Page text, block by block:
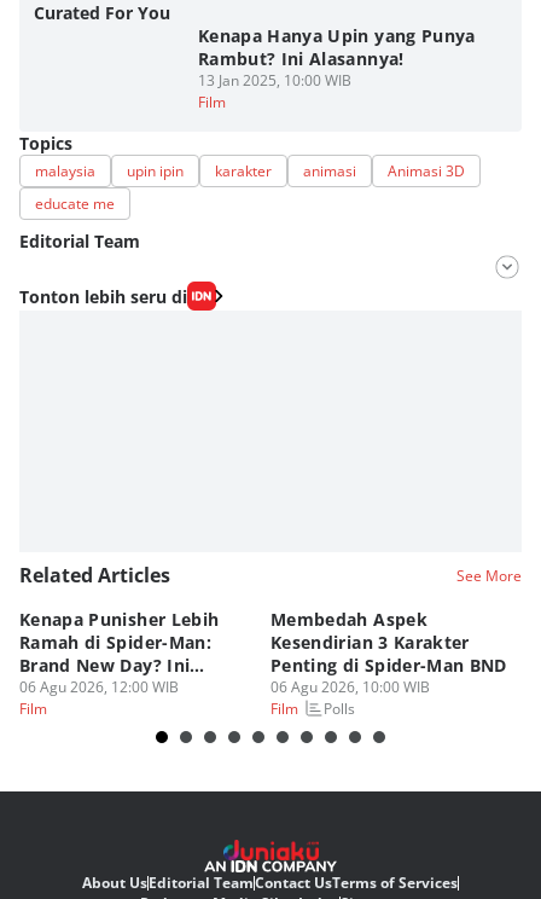
Curated For You
Kenapa Hanya Upin yang Punya
Rambut? Ini Alasannya!
13 Jan 2025, 10:00 WIB
Film
Topics
malaysia upin ipin karakter animasi
Animasi 3D
educate me
Editorial Team
Editor
Nadia Agatha Pramesthi
Tonton lebih seru di
Related Articles See More
Kenapa Punisher Lebih
Ramah di Spider-Man:
Brand New Day? Ini
Teorinya
06 Agu 2026, 12:00 WIB
Film
Membedah Aspek
Kesendirian 3 Karakter
Penting di Spider-Man BND
06 Agu 2026, 10:00 WIB
Film
Polls
About UsEditorial TeamContact UsTerms of Services